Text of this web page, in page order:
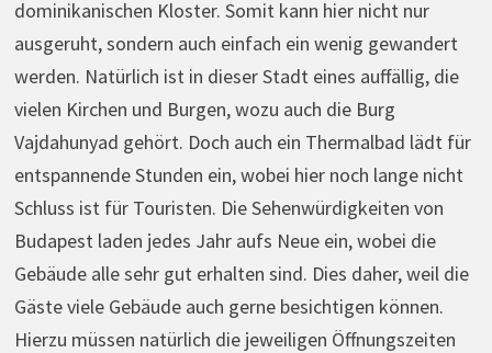
dominikanischen Kloster. Somit kann hier nicht nur
ausgeruht, sondern auch einfach ein wenig gewandert
werden. Natürlich ist in dieser Stadt eines auffällig, die
vielen Kirchen und Burgen, wozu auch die Burg
Vajdahunyad gehört. Doch auch ein Thermalbad lädt für
entspannende Stunden ein, wobei hier noch lange nicht
Schluss ist für Touristen. Die Sehenwürdigkeiten von
Budapest laden jedes Jahr aufs Neue ein, wobei die
Gebäude alle sehr gut erhalten sind. Dies daher, weil die
Gäste viele Gebäude auch gerne besichtigen können.
Hierzu müssen natürlich die jeweiligen Öffnungszeiten